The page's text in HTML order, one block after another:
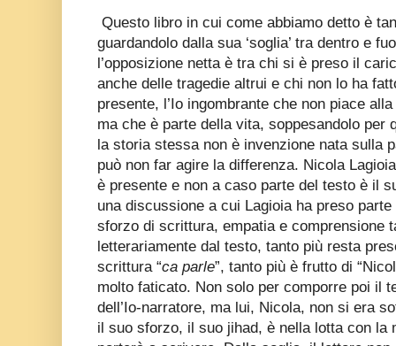
Questo libro in cui come abbiamo detto è
guardandolo dalla sua ‘soglia’ tra dentro e
l’opposizione netta è tra chi si è preso il
anche delle tragedie altrui e chi non lo ha
presente, l’Io ingombrante che non piace
ma che è parte della vita, soppesandolo per
la storia stessa non è invenzione nata sulla
può non far agire la differenza. Nicola
è presente e non a caso parte del testo è il
una discussione a cui Lagioia ha preso
sforzo di scrittura, empatia e comprensione
letterariamente dal testo, tanto più resta
scrittura “ca parle”, tanto più è frutto di
molto faticato. Non solo per comporre poi il
dell’Io-narratore, ma lui, Nicola, non si era
il suo sforzo, il suo jihad, è nella lotta con la